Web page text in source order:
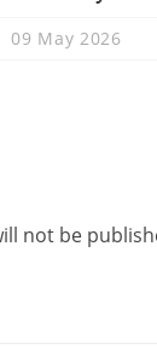
09 May 2026
not be